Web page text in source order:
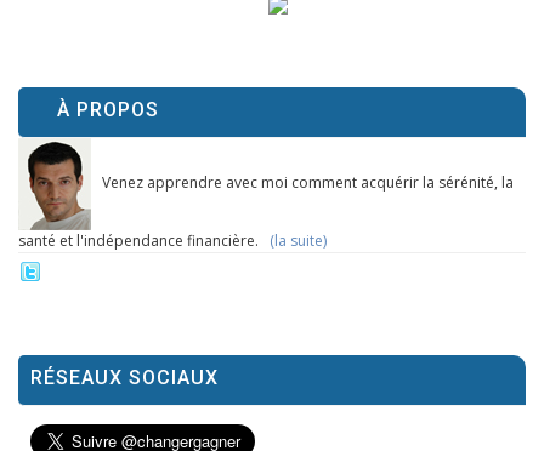
À PROPOS
Venez apprendre avec moi comment acquérir la sérénité, la
santé et l'indépendance financière. (la suite)
RÉSEAUX SOCIAUX